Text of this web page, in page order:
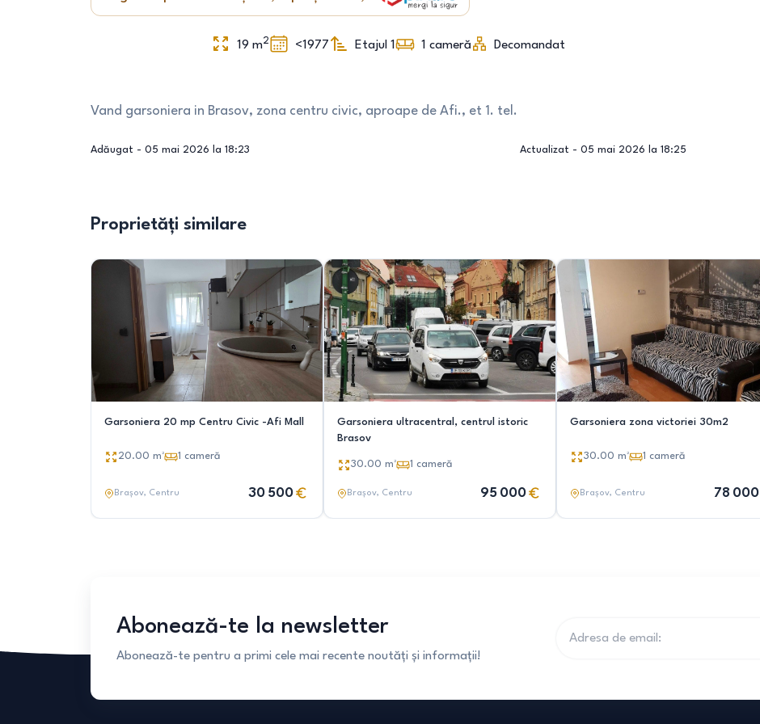
19 m2 <1977 Etajul 1 1 cameră Decomandat
Vand garsoniera in Brasov, zona centru civic, aproape de Afi., et 1. tel.
Adăugat - 05 mai 2026 la 18:23 Actualizat - 05 mai 2026 la 18:25
Proprietăți similare
Garsoniera 20 mp Centru Civic -Afi Mall
20.00 m² 1 cameră
Brașov, Centru 30 500
Garsoniera ultracentral, centrul istoric
Brasov
30.00 m² 1 cameră
Brașov, Centru 95 000
Garsoniera zona victoriei 30m2
30.00 m² 1 cameră
Brașov, Centru 78 000
Abonează-te la newsletter
Abonează-te pentru a primi cele mai recente noutăți și informații!